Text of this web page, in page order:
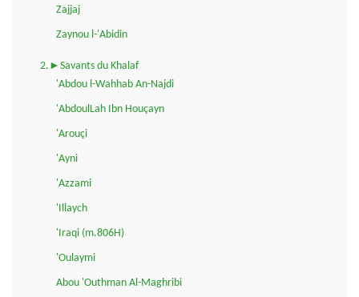
Zajjaj
Zaynou l-'Abidin
2.►Savants du Khalaf
'Abdou l-Wahhab An-Najdi
'AbdoulLah Ibn Houçayn
'Arouçi
'Ayni
'Azzami
'Illaych
'Iraqi (m.806H)
'Oulaymi
Abou 'Outhman Al-Maghribi